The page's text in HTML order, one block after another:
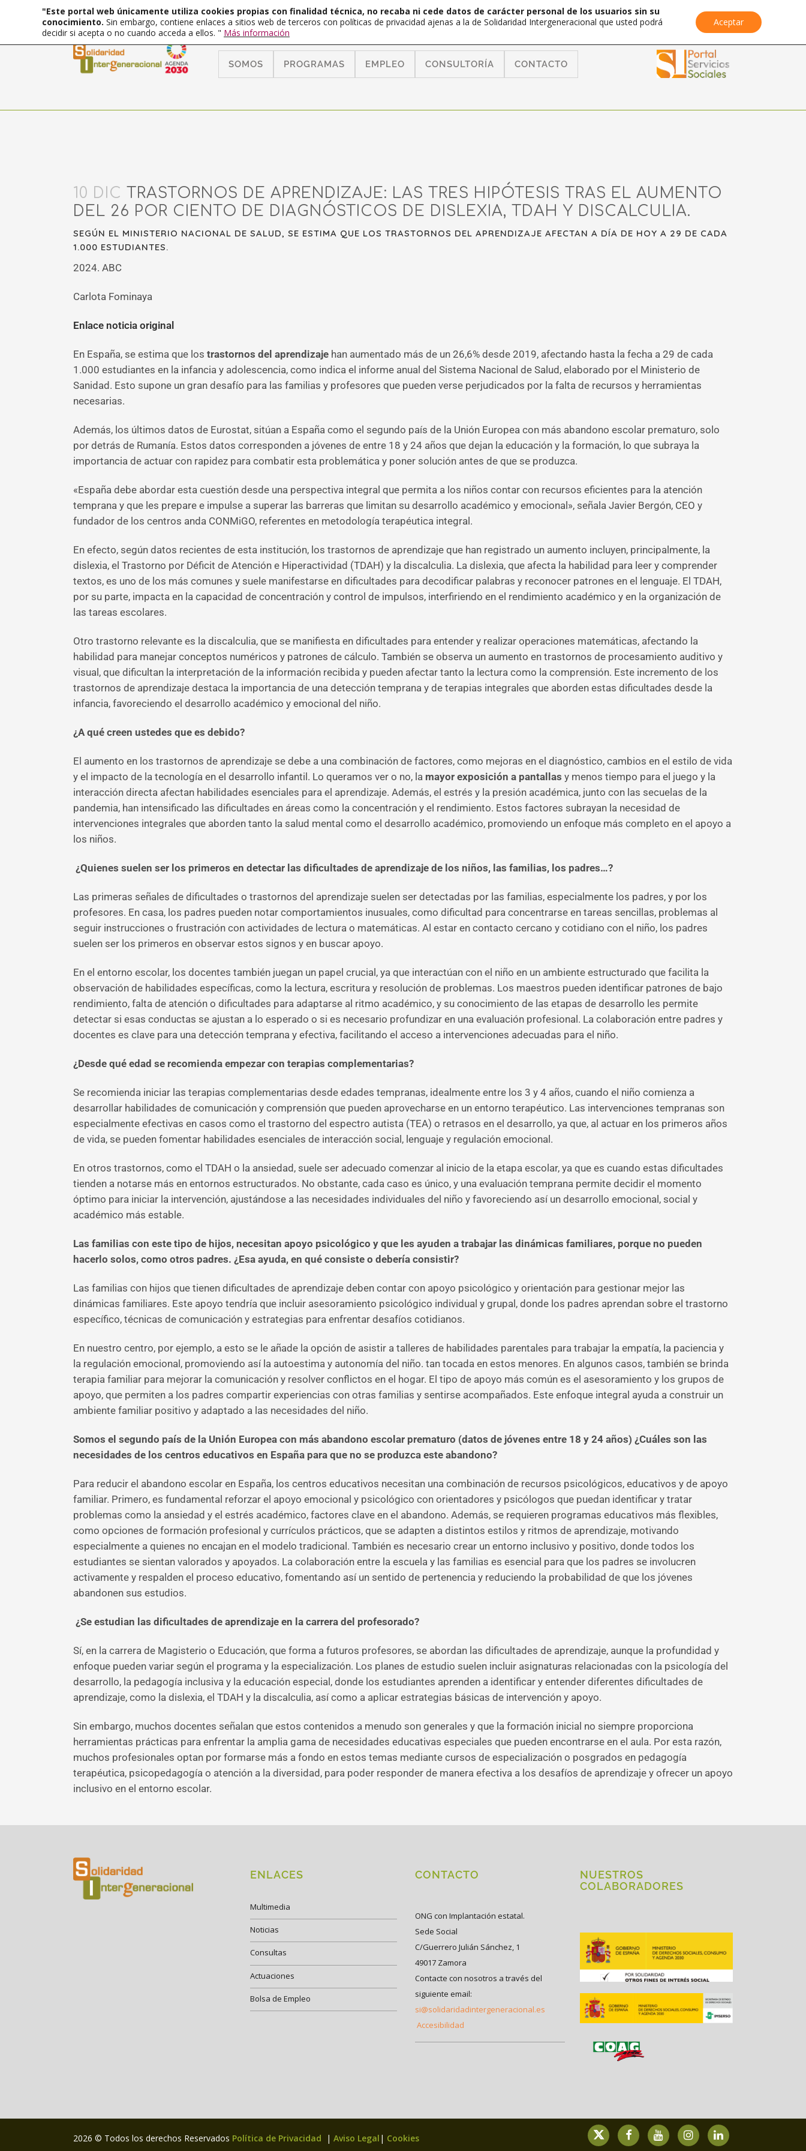
SOMOS PROGRAMAS EMPLEO CONSULTORÍA CONTACTO
10 DIC
TRASTORNOS DE APRENDIZAJE: LAS TRES HIPÓTESIS TRAS EL AUMENTO
DEL 26 POR CIENTO DE DIAGNÓSTICOS DE DISLEXIA, TDAH Y DISCALCULIA.
SEGÚN EL MINISTERIO NACIONAL DE SALUD, SE ESTIMA QUE LOS TRASTORNOS DEL APRENDIZAJE AFECTAN A DÍA DE HOY A 29 DE CADA
1.000 ESTUDIANTES.
2024. ABC
Carlota Fominaya
Enlace noticia original
En España, se estima que los trastornos del aprendizaje han aumentado más de un 26,6% desde 2019, afectando hasta la fecha a 29 de cada
1.000 estudiantes en la infancia y adolescencia, como indica el informe anual del Sistema Nacional de Salud, elaborado por el Ministerio de
Sanidad. Esto supone un gran desafío para las familias y profesores que pueden verse perjudicados por la falta de recursos y herramientas
necesarias.
Además, los últimos datos de Eurostat, sitúan a España como el segundo país de la Unión Europea con más abandono escolar prematuro, solo
por detrás de Rumanía. Estos datos corresponden a jóvenes de entre 18 y 24 años que dejan la educación y la formación, lo que subraya la
importancia de actuar con rapidez para combatir esta problemática y poner solución antes de que se produzca.
«España debe abordar esta cuestión desde una perspectiva integral que permita a los niños contar con recursos eficientes para la atención
temprana y que les prepare e impulse a superar las barreras que limitan su desarrollo académico y emocional», señala Javier Bergón, CEO y
fundador de los centros anda CONMiGO, referentes en metodología terapéutica integral.
En efecto, según datos recientes de esta institución, los trastornos de aprendizaje que han registrado un aumento incluyen, principalmente, la
dislexia, el Trastorno por Déficit de Atención e Hiperactividad (TDAH) y la discalculia. La dislexia, que afecta la habilidad para leer y comprender
textos, es uno de los más comunes y suele manifestarse en dificultades para decodificar palabras y reconocer patrones en el lenguaje. El TDAH,
por su parte, impacta en la capacidad de concentración y control de impulsos, interfiriendo en el rendimiento académico y en la organización de
las tareas escolares.
Otro trastorno relevante es la discalculia, que se manifiesta en dificultades para entender y realizar operaciones matemáticas, afectando la
habilidad para manejar conceptos numéricos y patrones de cálculo. También se observa un aumento en trastornos de procesamiento auditivo y
visual, que dificultan la interpretación de la información recibida y pueden afectar tanto la lectura como la comprensión. Este incremento de los
trastornos de aprendizaje destaca la importancia de una detección temprana y de terapias integrales que aborden estas dificultades desde la
infancia, favoreciendo el desarrollo académico y emocional del niño.
¿A qué creen ustedes que es debido?
El aumento en los trastornos de aprendizaje se debe a una combinación de factores, como mejoras en el diagnóstico, cambios en el estilo de vida
y el impacto de la tecnología en el desarrollo infantil. Lo queramos ver o no, la mayor exposición a pantallas y menos tiempo para el juego y la
interacción directa afectan habilidades esenciales para el aprendizaje. Además, el estrés y la presión académica, junto con las secuelas de la
pandemia, han intensificado las dificultades en áreas como la concentración y el rendimiento. Estos factores subrayan la necesidad de
intervenciones integrales que aborden tanto la salud mental como el desarrollo académico, promoviendo un enfoque más completo en el apoyo a
los niños.
¿Quienes suelen ser los primeros en detectar las dificultades de aprendizaje de los niños, las familias, los padres…?
Las primeras señales de dificultades o trastornos del aprendizaje suelen ser detectadas por las familias, especialmente los padres, y por los
profesores. En casa, los padres pueden notar comportamientos inusuales, como dificultad para concentrarse en tareas sencillas, problemas al
seguir instrucciones o frustración con actividades de lectura o matemáticas. Al estar en contacto cercano y cotidiano con el niño, los padres
suelen ser los primeros en observar estos signos y en buscar apoyo.
En el entorno escolar, los docentes también juegan un papel crucial, ya que interactúan con el niño en un ambiente estructurado que facilita la
observación de habilidades específicas, como la lectura, escritura y resolución de problemas. Los maestros pueden identificar patrones de bajo
rendimiento, falta de atención o dificultades para adaptarse al ritmo académico, y su conocimiento de las etapas de desarrollo les permite
detectar si esas conductas se ajustan a lo esperado o si es necesario profundizar en una evaluación profesional. La colaboración entre padres y
docentes es clave para una detección temprana y efectiva, facilitando el acceso a intervenciones adecuadas para el niño.
¿Desde qué edad se recomienda empezar con terapias complementarias?
Se recomienda iniciar las terapias complementarias desde edades tempranas, idealmente entre los 3 y 4 años, cuando el niño comienza a
desarrollar habilidades de comunicación y comprensión que pueden aprovecharse en un entorno terapéutico. Las intervenciones tempranas son
especialmente efectivas en casos como el trastorno del espectro autista (TEA) o retrasos en el desarrollo, ya que, al actuar en los primeros años
de vida, se pueden fomentar habilidades esenciales de interacción social, lenguaje y regulación emocional.
En otros trastornos, como el TDAH o la ansiedad, suele ser adecuado comenzar al inicio de la etapa escolar, ya que es cuando estas dificultades
tienden a notarse más en entornos estructurados. No obstante, cada caso es único, y una evaluación temprana permite decidir el momento
óptimo para iniciar la intervención, ajustándose a las necesidades individuales del niño y favoreciendo así un desarrollo emocional, social y
académico más estable.
Las familias con este tipo de hijos, necesitan apoyo psicológico y que les ayuden a trabajar las dinámicas familiares, porque no pueden
hacerlo solos, como otros padres. ¿Esa ayuda, en qué consiste o debería consistir?
Las familias con hijos que tienen dificultades de aprendizaje deben contar con apoyo psicológico y orientación para gestionar mejor las
dinámicas familiares. Este apoyo tendría que incluir asesoramiento psicológico individual y grupal, donde los padres aprendan sobre el trastorno
específico, técnicas de comunicación y estrategias para enfrentar desafíos cotidianos.
En nuestro centro, por ejemplo, a esto se le añade la opción de asistir a talleres de habilidades parentales para trabajar la empatía, la paciencia y
la regulación emocional, promoviendo así la autoestima y autonomía del niño. tan tocada en estos menores. En algunos casos, también se brinda
terapia familiar para mejorar la comunicación y resolver conflictos en el hogar. El tipo de apoyo más común es el asesoramiento y los grupos de
apoyo, que permiten a los padres compartir experiencias con otras familias y sentirse acompañados. Este enfoque integral ayuda a construir un
ambiente familiar positivo y adaptado a las necesidades del niño.
Somos el segundo país de la Unión Europea con más abandono escolar prematuro (datos de jóvenes entre 18 y 24 años) ¿Cuáles son las
necesidades de los centros educativos en España para que no se produzca este abandono?
Para reducir el abandono escolar en España, los centros educativos necesitan una combinación de recursos psicológicos, educativos y de apoyo
familiar. Primero, es fundamental reforzar el apoyo emocional y psicológico con orientadores y psicólogos que puedan identificar y tratar
problemas como la ansiedad y el estrés académico, factores clave en el abandono. Además, se requieren programas educativos más flexibles,
como opciones de formación profesional y currículos prácticos, que se adapten a distintos estilos y ritmos de aprendizaje, motivando
especialmente a quienes no encajan en el modelo tradicional. También es necesario crear un entorno inclusivo y positivo, donde todos los
estudiantes se sientan valorados y apoyados. La colaboración entre la escuela y las familias es esencial para que los padres se involucren
activamente y respalden el proceso educativo, fomentando así un sentido de pertenencia y reduciendo la probabilidad de que los jóvenes
abandonen sus estudios.
¿Se estudian las dificultades de aprendizaje en la carrera del profesorado?
Sí, en la carrera de Magisterio o Educación, que forma a futuros profesores, se abordan las dificultades de aprendizaje, aunque la profundidad y
enfoque pueden variar según el programa y la especialización. Los planes de estudio suelen incluir asignaturas relacionadas con la psicología del
desarrollo, la pedagogía inclusiva y la educación especial, donde los estudiantes aprenden a identificar y entender diferentes dificultades de
aprendizaje, como la dislexia, el TDAH y la discalculia, así como a aplicar estrategias básicas de intervención y apoyo.
Sin embargo, muchos docentes señalan que estos contenidos a menudo son generales y que la formación inicial no siempre proporciona
herramientas prácticas para enfrentar la amplia gama de necesidades educativas especiales que pueden encontrarse en el aula. Por esta razón,
muchos profesionales optan por formarse más a fondo en estos temas mediante cursos de especialización o posgrados en pedagogía
terapéutica, psicopedagogía o atención a la diversidad, para poder responder de manera efectiva a los desafíos de aprendizaje y ofrecer un apoyo
inclusivo en el entorno escolar.
ENLACES
Multimedia
Noticias
Consultas
Actuaciones
Bolsa de Empleo
CONTACTO
ONG con Implantación estatal.
Sede Social
C/Guerrero Julián Sánchez, 1
49017 Zamora
Contacte con nosotros a través del
siguiente email:
si@solidaridadintergeneracional.es
Accesibilidad
NUESTROS
COLABORADORES
2026 © Todos los derechos Reservados Política de Privacidad | Aviso Legal | Cookies
"Este portal web únicamente utiliza cookies propias con finalidad técnica, no recaba ni cede datos de carácter personal de los usuarios sin su
conocimiento. Sin embargo, contiene enlaces a sitios web de terceros con políticas de privacidad ajenas a la de Solidaridad Intergeneracional que usted podrá
decidir si acepta o no cuando acceda a ellos. " Más información
Aceptar